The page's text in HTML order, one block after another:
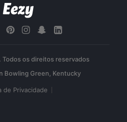
Todos os direitos reservados
de Privacidade